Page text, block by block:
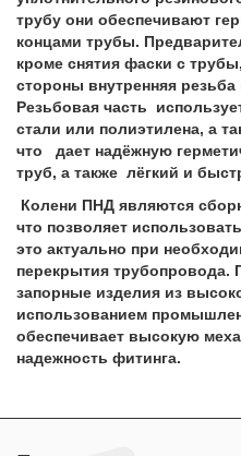
трубу они обеспечивают
концами трубы.
кроме снятия фаски с
стороны внутренняя
Резьбовая часть
стали или полиэтилена, а
что дает надёжную
труб, а также лёгкий и
Колени ПНД являются
что позволяет
это актуально при
перекрытия трубопровода.
запорные изделия из
использованием
обеспечивает высокую
надежность фитинга.